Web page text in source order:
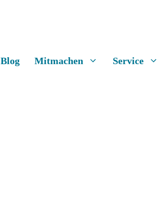
Blog Mitmachen Service